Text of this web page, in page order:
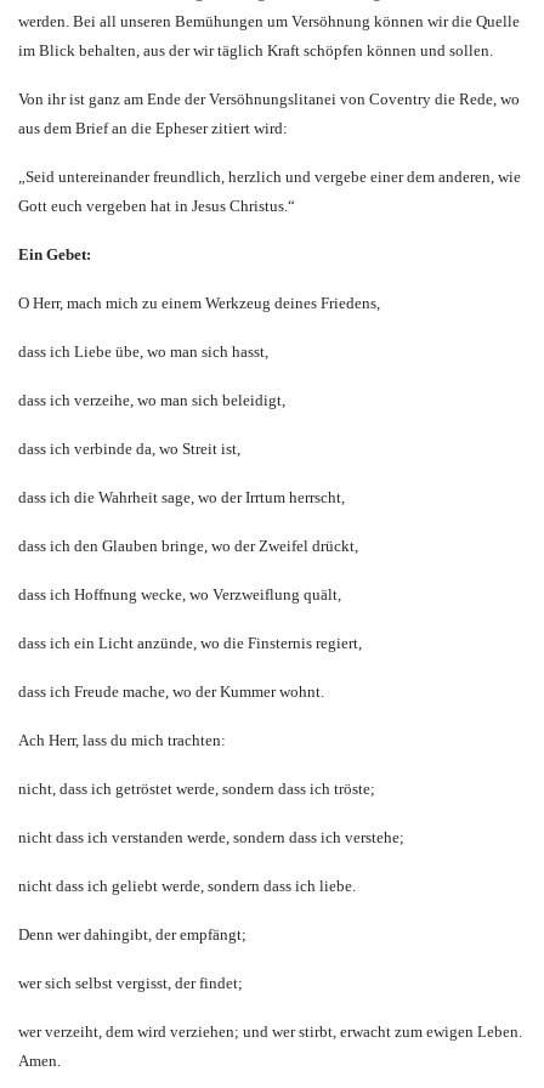
werden. Bei all unseren Bemühungen um Versöhnung können wir die Quelle
im Blick behalten, aus der wir täglich Kraft schöpfen können und sollen.
Von ihr ist ganz am Ende der Versöhnungslitanei von Coventry die Rede, wo
aus dem Brief an die Epheser zitiert wird:
„Seid untereinander freundlich, herzlich und vergebe einer dem anderen, wie
Gott euch vergeben hat in Jesus Christus.“
Ein Gebet:
O Herr, mach mich zu einem Werkzeug deines Friedens,
dass ich Liebe übe, wo man sich hasst,
dass ich verzeihe, wo man sich beleidigt,
dass ich verbinde da, wo Streit ist,
dass ich die Wahrheit sage, wo der Irrtum herrscht,
dass ich den Glauben bringe, wo der Zweifel drückt,
dass ich Hoffnung wecke, wo Verzweiflung quält,
dass ich ein Licht anzünde, wo die Finsternis regiert,
dass ich Freude mache, wo der Kummer wohnt.
Ach Herr, lass du mich trachten:
nicht, dass ich getröstet werde, sondern dass ich tröste;
nicht dass ich verstanden werde, sondern dass ich verstehe;
nicht dass ich geliebt werde, sondern dass ich liebe.
Denn wer dahingibt, der empfängt;
wer sich selbst vergisst, der findet;
wer verzeiht, dem wird verziehen; und wer stirbt, erwacht zum ewigen Leben.
Amen.